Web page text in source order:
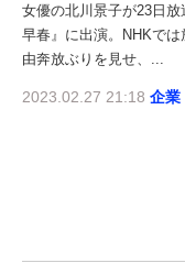
女優の北川景子が23日
早春』に出演。NHKで
由奔放ぶりを見せ、...
2023.02.27 21:18 企業